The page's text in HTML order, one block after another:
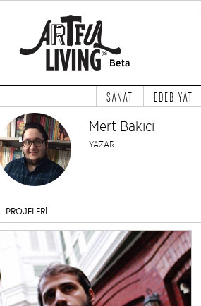
SANAT EDEBİYAT
Mert Bakıcı
YAZAR
PROJELERİ